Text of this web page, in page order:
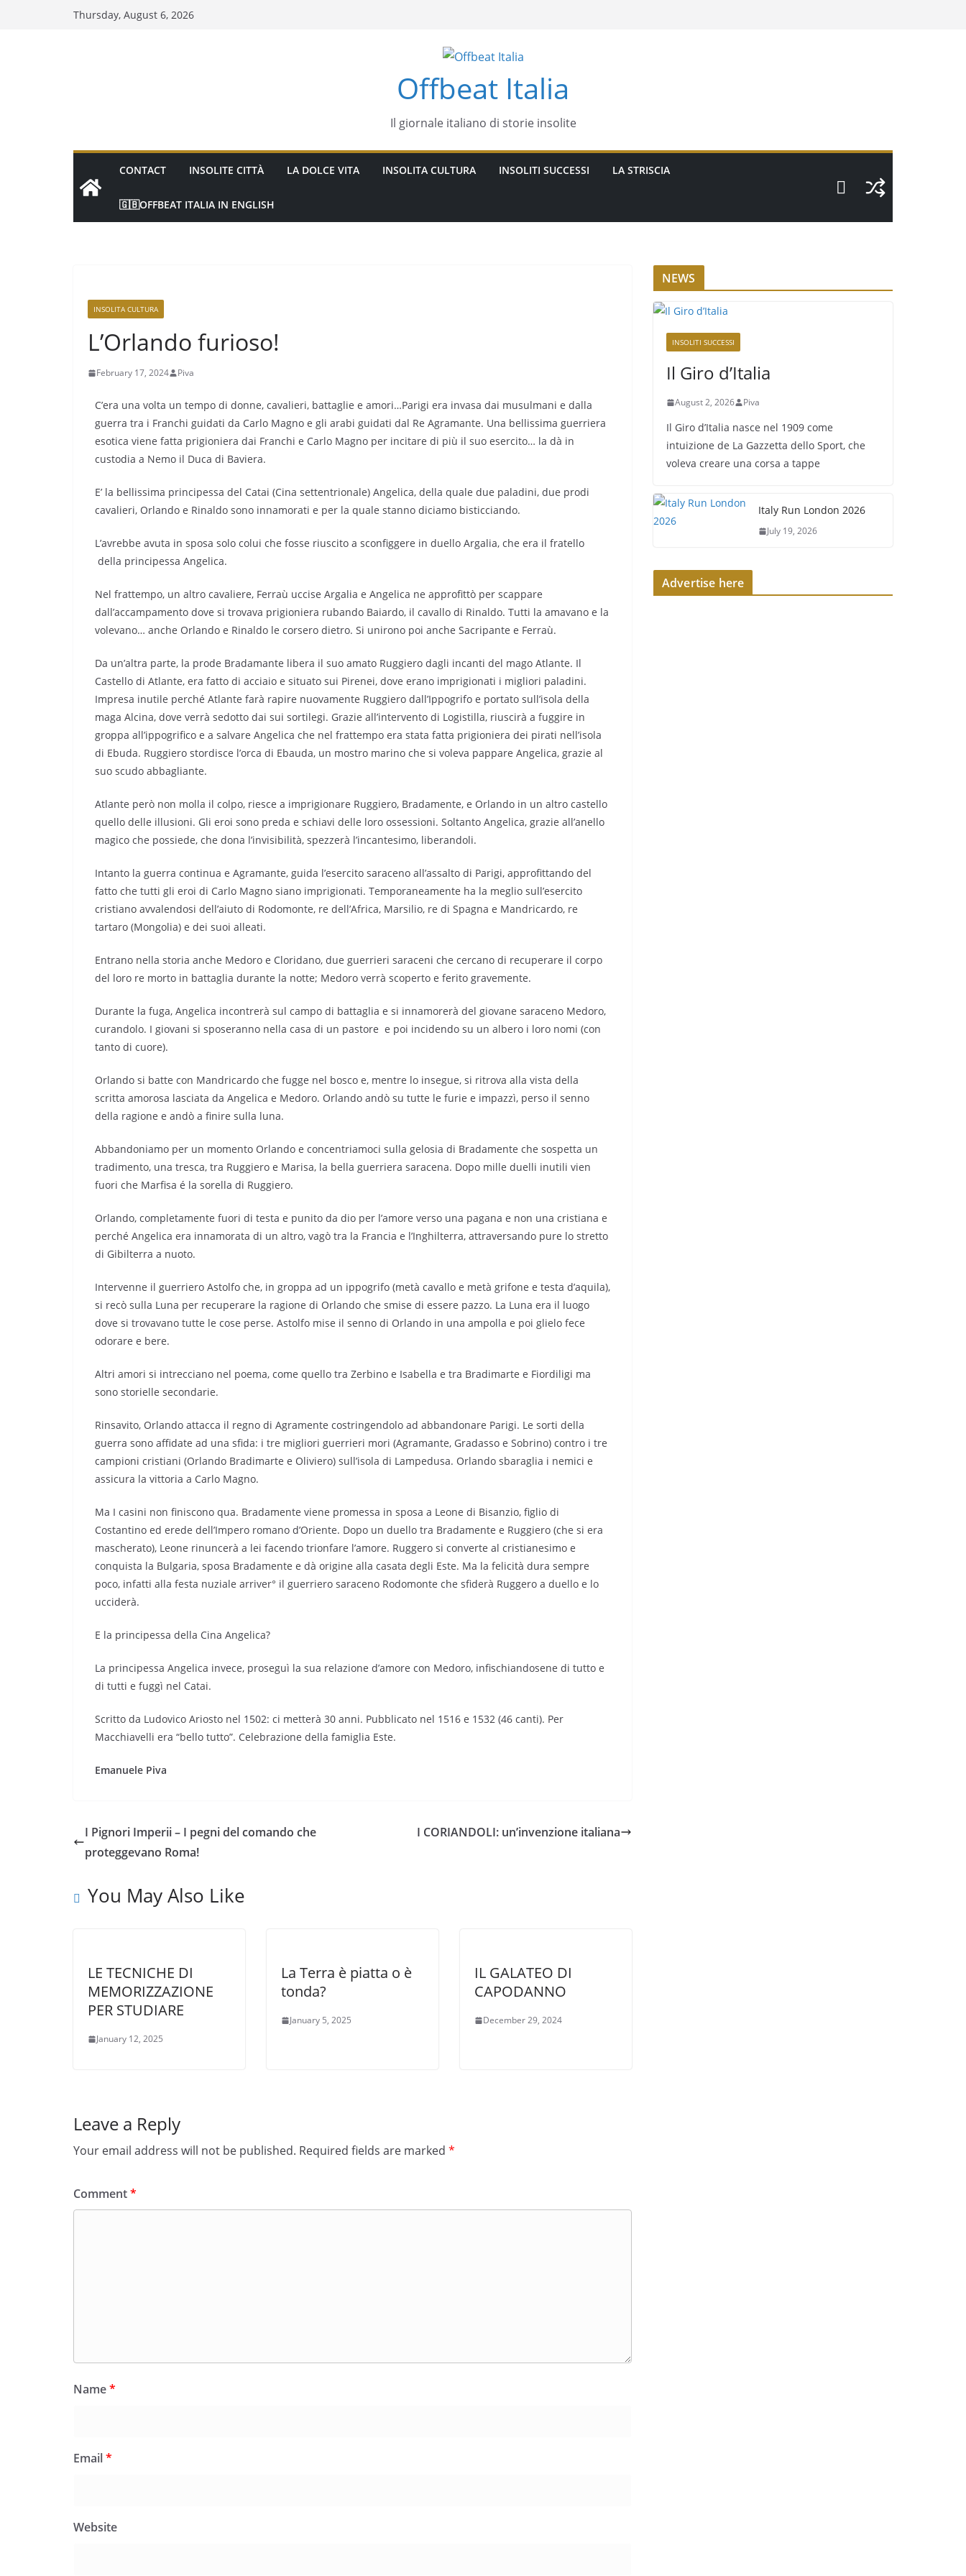
Thursday, August 6, 2026
Offbeat Italia
Il giornale italiano di storie insolite
CONTACT INSOLITE CITTÀ LA DOLCE VITA INSOLITA CULTURA INSOLITI SUCCESSI LA STRISCIA
🇬🇧OFFBEAT ITALIA IN ENGLISH
INSOLITA CULTURA
L’Orlando furioso!
February 17, 2024 Piva
C’era una volta un tempo di donne, cavalieri, battaglie e amori…Parigi era invasa dai musulmani e dalla
guerra tra i Franchi guidati da Carlo Magno e gli arabi guidati dal Re Agramante. Una bellissima guerriera
esotica viene fatta prigioniera dai Franchi e Carlo Magno per incitare di più il suo esercito… la dà in
custodia a Nemo il Duca di Baviera.
E’ la bellissima principessa del Catai (Cina settentrionale) Angelica, della quale due paladini, due prodi
cavalieri, Orlando e Rinaldo sono innamorati e per la quale stanno diciamo bisticciando.
L’avrebbe avuta in sposa solo colui che fosse riuscito a sconfiggere in duello Argalia, che era il fratello
della principessa Angelica.
Nel frattempo, un altro cavaliere, Ferraù uccise Argalia e Angelica ne approfittò per scappare
dall’accampamento dove si trovava prigioniera rubando Baiardo, il cavallo di Rinaldo. Tutti la amavano e la
volevano… anche Orlando e Rinaldo le corsero dietro. Si unirono poi anche Sacripante e Ferraù.
Da un’altra parte, la prode Bradamante libera il suo amato Ruggiero dagli incanti del mago Atlante. Il
Castello di Atlante, era fatto di acciaio e situato sui Pirenei, dove erano imprigionati i migliori paladini.
Impresa inutile perché Atlante farà rapire nuovamente Ruggiero dall’Ippogrifo e portato sull’isola della
maga Alcina, dove verrà sedotto dai sui sortilegi. Grazie all’intervento di Logistilla, riuscirà a fuggire in
groppa all’ippogrifico e a salvare Angelica che nel frattempo era stata fatta prigioniera dei pirati nell’isola
di Ebuda. Ruggiero stordisce l’orca di Ebauda, un mostro marino che si voleva pappare Angelica, grazie al
suo scudo abbagliante.
Atlante però non molla il colpo, riesce a imprigionare Ruggiero, Bradamente, e Orlando in un altro castello
quello delle illusioni. Gli eroi sono preda e schiavi delle loro ossessioni. Soltanto Angelica, grazie all’anello
magico che possiede, che dona l’invisibilità, spezzerà l’incantesimo, liberandoli.
Intanto la guerra continua e Agramante, guida l’esercito saraceno all’assalto di Parigi, approfittando del
fatto che tutti gli eroi di Carlo Magno siano imprigionati. Temporaneamente ha la meglio sull’esercito
cristiano avvalendosi dell’aiuto di Rodomonte, re dell’Africa, Marsilio, re di Spagna e Mandricardo, re
tartaro (Mongolia) e dei suoi alleati.
Entrano nella storia anche Medoro e Cloridano, due guerrieri saraceni che cercano di recuperare il corpo
del loro re morto in battaglia durante la notte; Medoro verrà scoperto e ferito gravemente.
Durante la fuga, Angelica incontrerà sul campo di battaglia e si innamorerà del giovane saraceno Medoro,
curandolo. I giovani si sposeranno nella casa di un pastore e poi incidendo su un albero i loro nomi (con
tanto di cuore).
Orlando si batte con Mandricardo che fugge nel bosco e, mentre lo insegue, si ritrova alla vista della
scritta amorosa lasciata da Angelica e Medoro. Orlando andò su tutte le furie e impazzì, perso il senno
della ragione e andò a finire sulla luna.
Abbandoniamo per un momento Orlando e concentriamoci sulla gelosia di Bradamente che sospetta un
tradimento, una tresca, tra Ruggiero e Marisa, la bella guerriera saracena. Dopo mille duelli inutili vien
fuori che Marfisa é la sorella di Ruggiero.
Orlando, completamente fuori di testa e punito da dio per l’amore verso una pagana e non una cristiana e
perché Angelica era innamorata di un altro, vagò tra la Francia e l’Inghilterra, attraversando pure lo stretto
di Gibilterra a nuoto.
Intervenne il guerriero Astolfo che, in groppa ad un ippogrifo (metà cavallo e metà grifone e testa d’aquila),
si recò sulla Luna per recuperare la ragione di Orlando che smise di essere pazzo. La Luna era il luogo
dove si trovavano tutte le cose perse. Astolfo mise il senno di Orlando in una ampolla e poi glielo fece
odorare e bere.
Altri amori si intrecciano nel poema, come quello tra Zerbino e Isabella e tra Bradimarte e Fiordiligi ma
sono storielle secondarie.
Rinsavito, Orlando attacca il regno di Agramente costringendolo ad abbandonare Parigi. Le sorti della
guerra sono affidate ad una sfida: i tre migliori guerrieri mori (Agramante, Gradasso e Sobrino) contro i tre
campioni cristiani (Orlando Bradimarte e Oliviero) sull’isola di Lampedusa. Orlando sbaraglia i nemici e
assicura la vittoria a Carlo Magno.
Ma I casini non finiscono qua. Bradamente viene promessa in sposa a Leone di Bisanzio, figlio di
Costantino ed erede dell’Impero romano d’Oriente. Dopo un duello tra Bradamente e Ruggiero (che si era
mascherato), Leone rinuncerà a lei facendo trionfare l’amore. Ruggero si converte al cristianesimo e
conquista la Bulgaria, sposa Bradamente e dà origine alla casata degli Este. Ma la felicità dura sempre
poco, infatti alla festa nuziale arriver° il guerriero saraceno Rodomonte che sfiderà Ruggero a duello e lo
ucciderà.
E la principessa della Cina Angelica?
La principessa Angelica invece, proseguì la sua relazione d’amore con Medoro, infischiandosene di tutto e
di tutti e fuggì nel Catai.
Scritto da Ludovico Ariosto nel 1502: ci metterà 30 anni. Pubblicato nel 1516 e 1532 (46 canti). Per
Macchiavelli era “bello tutto”. Celebrazione della famiglia Este.
Emanuele Piva
I Pignori Imperii – I pegni del comando che
proteggevano Roma!
I CORIANDOLI: un’invenzione italiana
You May Also Like
LE TECNICHE DI
MEMORIZZAZIONE
PER STUDIARE
January 12, 2025
La Terra è piatta o è
tonda?
January 5, 2025
IL GALATEO DI
CAPODANNO
December 29, 2024
Leave a Reply
Your email address will not be published. Required fields are marked *
Comment*
Name*
Email*
Website
NEWS
INSOLITI SUCCESSI
Il Giro d’Italia
August 2, 2026 Piva
Il Giro d’Italia nasce nel 1909 come
intuizione de La Gazzetta dello Sport, che
voleva creare una corsa a tappe
Italy Run London 2026
July 19, 2026
Advertise here